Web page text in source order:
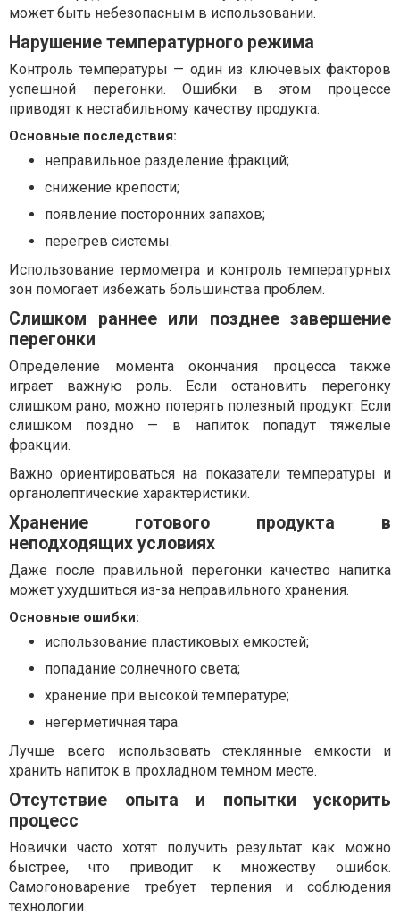
может быть небезопасным в использовании.
Нарушение температурного режима
Контроль температуры — один из ключевых факторов
успешной перегонки. Ошибки в этом процессе
приводят к нестабильному качеству продукта.
Основные последствия:
неправильное разделение фракций;
снижение крепости;
появление посторонних запахов;
перегрев системы.
Использование термометра и контроль температурных
зон помогает избежать большинства проблем.
Слишком раннее или позднее завершение
перегонки
Определение момента окончания процесса также
играет важную роль. Если остановить перегонку
слишком рано, можно потерять полезный продукт. Если
слишком поздно — в напиток попадут тяжелые
фракции.
Важно ориентироваться на показатели температуры и
органолептические характеристики.
Хранение готового продукта в
неподходящих условиях
Даже после правильной перегонки качество напитка
может ухудшиться из-за неправильного хранения.
Основные ошибки:
использование пластиковых емкостей;
попадание солнечного света;
хранение при высокой температуре;
негерметичная тара.
Лучше всего использовать стеклянные емкости и
хранить напиток в прохладном темном месте.
Отсутствие опыта и попытки ускорить
процесс
Новички часто хотят получить результат как можно
быстрее, что приводит к множеству ошибок.
Самогоноварение требует терпения и соблюдения
технологии.